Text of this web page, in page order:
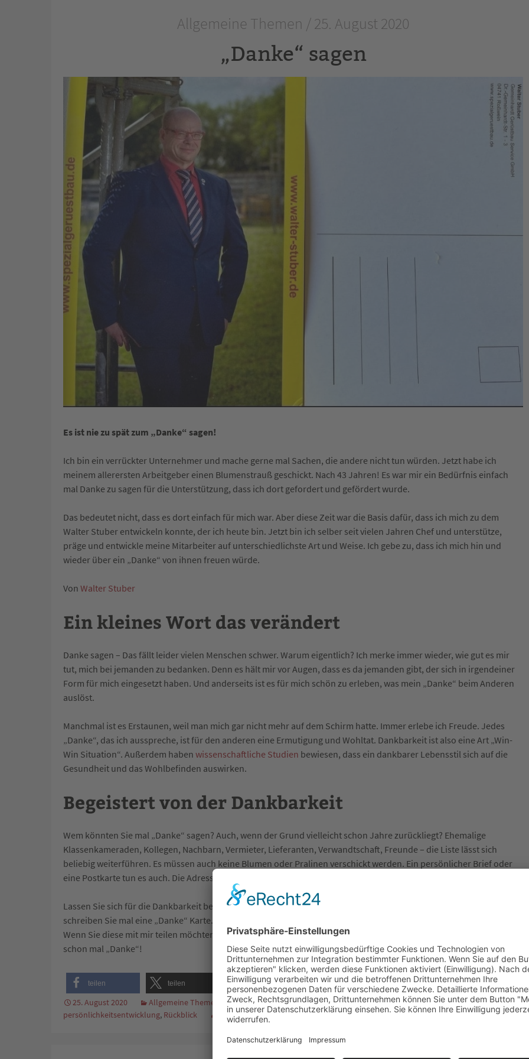
Allgemeine Themen / 25. August 2020
„Danke“ sagen
Es ist nie zu spät zum „Danke“ sagen!
Ich bin ein verrückter Unternehmer und mache gerne mal Sachen, die andere nicht tun würden. Jetzt habe ich
meinem allerersten Arbeitgeber einen Blumenstrauß geschickt. Nach 43 Jahren! Es war mir ein Bedürfnis einfach
mal Danke zu sagen für die Unterstützung, dass ich dort gefordert und gefördert wurde.
Das bedeutet nicht, dass es dort einfach für mich war. Aber diese Zeit war die Basis dafür, dass ich mich zu dem
Walter Stuber entwickeln konnte, der ich heute bin. Jetzt bin ich selber seit vielen Jahren Chef und unterstütze,
präge und entwickle meine Mitarbeiter auf unterschiedlichste Art und Weise. Ich gebe zu, dass ich mich hin und
wieder über ein „Danke“ von ihnen freuen würde.
Von Walter Stuber
Ein kleines Wort das verändert
Danke sagen – Das fällt leider vielen Menschen schwer. Warum eigentlich? Ich merke immer wieder, wie gut es mir
tut, mich bei jemanden zu bedanken. Denn es hält mir vor Augen, dass es da jemanden gibt, der sich in irgendeiner
Form für mich eingesetzt haben. Und anderseits ist es für mich schön zu erleben, was mein „Danke“ beim Anderen
auslöst.
Manchmal ist es Erstaunen, weil man mich gar nicht mehr auf dem Schirm hatte. Immer erlebe ich Freude. Jedes
„Danke“, das ich ausspreche, ist für den anderen eine Ermutigung und Wohltat. Dankbarkeit ist also eine Art „Win-
Win Situation“. Außerdem haben wissenschaftliche Studien bewiesen, dass ein dankbarer Lebensstil sich auf die
Gesundheit und das Wohlbefinden auswirken.
Begeistert von der Dankbarkeit
Wem könnten Sie mal „Danke“ sagen? Auch, wenn der Grund vielleicht schon Jahre zurückliegt? Ehemalige
Klassenkameraden, Kollegen, Nachbarn, Vermieter, Lieferanten, Verwandtschaft, Freunde – die Liste lässt sich
beliebig weiterführen. Es müssen auch keine Blumen oder Pralinen verschickt werden. Ein persönlicher Brief oder
eine Postkarte tun es auch. Die Adressen bekommt man meistens schnell via Internet heraus.
Lassen Sie sich für die Dankbarkeit begeistern! Sagen Sie öfters den Menschen, die Ihnen begegnen „Danke“ oder
schreiben Sie mal eine „Danke“ Karte. Sie werden ganz neue, überraschende und erfreuliche Erfahrungen machen.
Wenn Sie diese mit mir teilen möchten, schreiben Sie einen Kommentar oder schicken Sie mir eine Mail! Ich sage
schon mal „Danke“!
teilen teilen merken teilen
25. August 2020 Allgemeine Themen Arbeitgeber,Bedanken,Blumenstrauß,Dankbarkeit,Klassenkamerade
persönlichkeitsentwicklung, Rückblick Walter Stuber